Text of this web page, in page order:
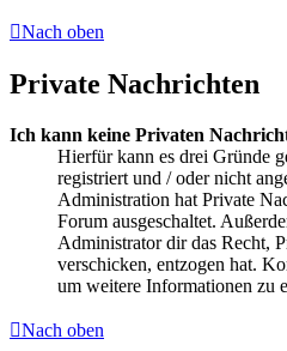
Nach oben
Private Nachrichten
Ich kann keine Privaten
Hierfür kann es drei Gründe
registriert und / oder nicht
Administration hat Private
Forum ausgeschaltet.
Administrator dir das Recht,
verschicken, entzogen hat.
um weitere Informationen zu
Nach oben